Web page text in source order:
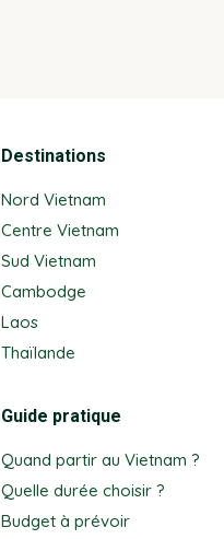
Destinations
Nord Vietnam
Centre Vietnam
Sud Vietnam
Cambodge
Laos
Thaïlande
Guide pratique
Quand partir au Vietnam ?
Quelle durée choisir ?
Budget à prévoir